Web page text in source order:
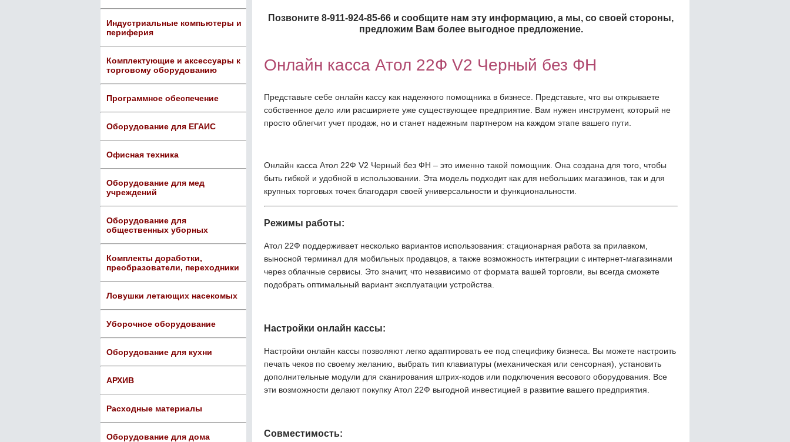
Индустриальные компьютеры и
периферия
Комплектующие и аксессуары к
торговому оборудованию
Программное обеспечение
Оборудование для ЕГАИС
Офисная техника
Оборудование для мед
учреждений
Оборудование для
общественных уборных
Комплекты доработки,
преобразователи, переходники
Ловушки летающих насекомых
Уборочное оборудование
Оборудование для кухни
АРХИВ
Расходные материалы
Оборудование для дома
Позвоните 8-911-924-85-66 и сообщите нам эту информацию, а мы, со своей стороны,
предложим Вам более выгодное предложение.
Онлайн касса Атол 22Ф V2 Черный без ФН
Представьте себе онлайн кассу как надежного помощника в бизнесе. Представьте, что вы открываете
собственное дело или расширяете уже существующее предприятие. Вам нужен инструмент, который не
просто облегчит учет продаж, но и станет надежным партнером на каждом этапе вашего пути.
Онлайн касса Атол 22Ф V2 Черный без ФН – это именно такой помощник. Она создана для того, чтобы
быть гибкой и удобной в использовании. Эта модель подходит как для небольших магазинов, так и для
крупных торговых точек благодаря своей универсальности и функциональности.
Режимы работы:
Атол 22Ф поддерживает несколько вариантов использования: стационарная работа за прилавком,
выносной терминал для мобильных продавцов, а также возможность интеграции с интернет-магазинами
через облачные сервисы. Это значит, что независимо от формата вашей торговли, вы всегда сможете
подобрать оптимальный вариант эксплуатации устройства.
Настройки онлайн кассы:
Настройки онлайн кассы позволяют легко адаптировать ее под специфику бизнеса. Вы можете настроить
печать чеков по своему желанию, выбрать тип клавиатуры (механическая или сенсорная), установить
дополнительные модули для сканирования штрих-кодов или подключения весового оборудования. Все
эти возможности делают покупку Атол 22Ф выгодной инвестицией в развитие вашего предприятия.
Совместимость: